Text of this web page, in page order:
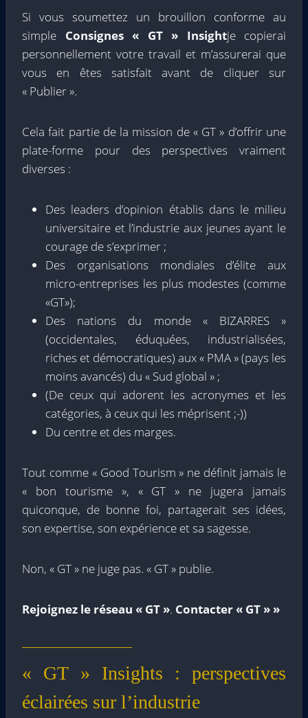
Si vous soumettez un brouillon conforme au
simple Consignes « GT » Insightje copierai
personnellement votre travail et m’assurerai que
vous en êtes satisfait avant de cliquer sur
« Publier ».
Cela fait partie de la mission de « GT » d’offrir une
plate-forme pour des perspectives vraiment
diverses :
Des leaders d’opinion établis dans le milieu
universitaire et l’industrie aux jeunes ayant le
courage de s’exprimer ;
Des organisations mondiales d’élite aux
micro-entreprises les plus modestes (comme
«GT»);
Des nations du monde « BIZARRES »
(occidentales, éduquées, industrialisées,
riches et démocratiques) aux « PMA » (pays les
moins avancés) du « Sud global » ;
(De ceux qui adorent les acronymes et les
catégories, à ceux qui les méprisent ;-))
Du centre et des marges.
Tout comme « Good Tourism » ne définit jamais le
« bon tourisme », « GT » ne jugera jamais
quiconque, de bonne foi, partagerait ses idées,
son expertise, son expérience et sa sagesse.
Non, « GT » ne juge pas. « GT » publie.
Rejoignez le réseau « GT ». Contacter « GT » »
« GT » Insights : perspectives
éclairées sur l’industrie